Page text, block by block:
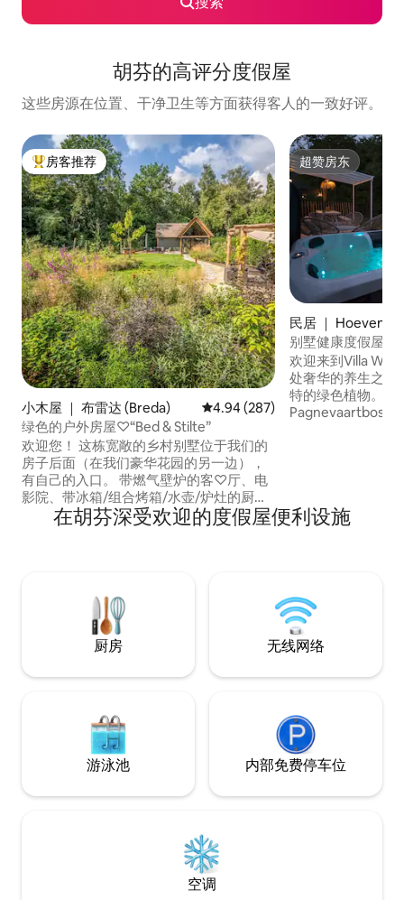
胡芬的高评分度假屋
这些房源在位置、干净卫生等方面获得客人的一致好评。
热门「房客推荐」
房客推荐
小木屋 ｜ 布雷达 (Breda) 平均评分 4.94 分（满分 5 分），
4.94 (287)
绿色的户外房屋♡“Bed & Stilte”
欢迎您！ 这栋宽敞的乡村别墅位于我们的
房子后面（在我们豪华花园的另一边），
有自己的入口。 带燃气壁炉的客♡厅、电
影院、带冰箱/组合烤箱/水壶/炉灶的厨
房、带淋浴的浴室、带双人床的阁楼 ♡ 宽
敞的露台，配备遮阳伞、花园家具和烧烤
车15分钟即可到达布雷达市中心。
超赞房东
超赞房东
民居 ｜ Hoeven
别墅健康度假屋，
室，靠近森林
欢迎来到Villa
处奢华的养生之家
特的绿色植物。
Pagnevaartbos的
身心的完美之选。
在胡芬深受欢迎的度假屋便利设施
厨房 无线网络
游泳池 内部免费停车位
空调